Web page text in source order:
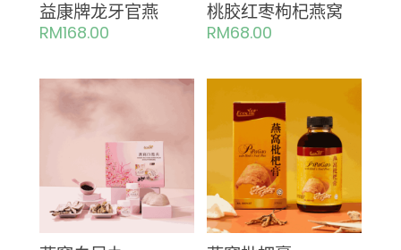
益康牌龙牙官燕
RM168.00
桃胶红枣枸杞燕窝
RM68.00